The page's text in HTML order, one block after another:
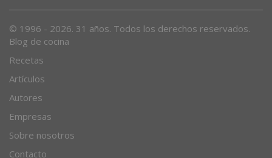
© 1996 - 2026. 31 años. Todos los derechos reservados.
Blog de cocina
Recetas
Artículos
Autores
Empresas
Sobre nosotros
Contacto